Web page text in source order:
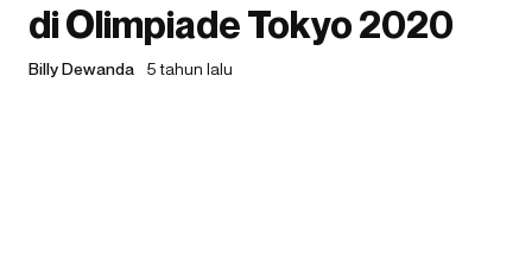
di Olimpiade Tokyo 2020
Billy Dewanda 5 tahun lalu